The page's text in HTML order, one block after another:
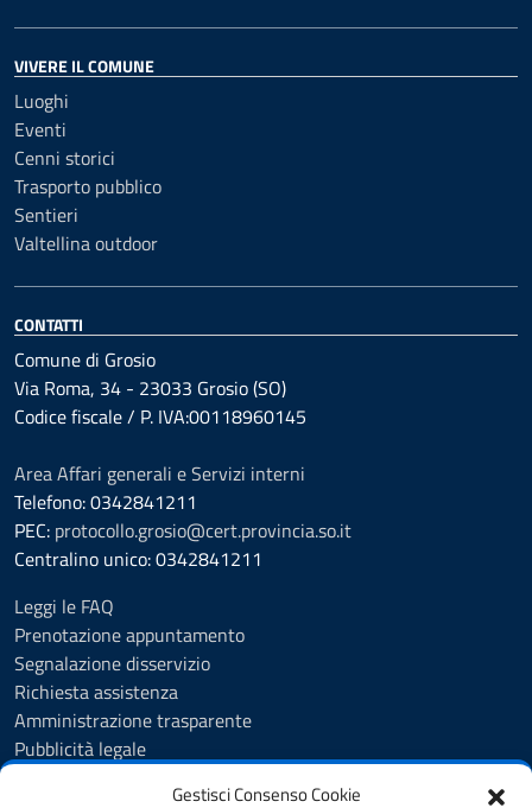
Gestisci Consenso Cookie
VIVERE IL COMUNE
Luoghi
Eventi
Cenni storici
Trasporto pubblico
Sentieri
Valtellina outdoor
CONTATTI
Comune di Grosio
Via Roma, 34 - 23033 Grosio (SO)
Codice fiscale / P. IVA:00118960145
Area Affari generali e Servizi interni
Telefono: 0342841211
PEC: protocollo.grosio@cert.provincia.so.it
Centralino unico: 0342841211
Leggi le FAQ
Prenotazione appuntamento
Segnalazione disservizio
Richiesta assistenza
Amministrazione trasparente
Pubblicità legale